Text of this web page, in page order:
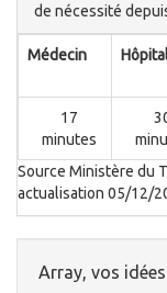
de nécessité
Médecin
17
minutes
Source Ministère du
actualisation 05/12/
Array, vos